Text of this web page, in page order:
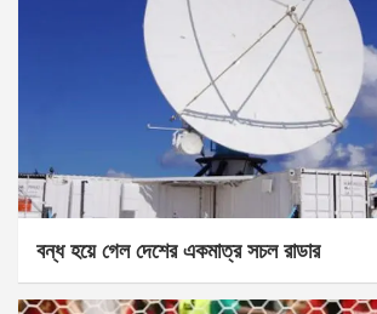
বন্ধ হয়ে গেল দেশের একমাত্র সচল রাডার